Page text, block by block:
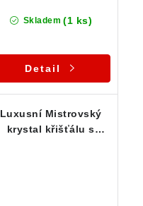
Skladem (1 ks)
Detail
Luxusní Mistrovský
krystal křišťálu s